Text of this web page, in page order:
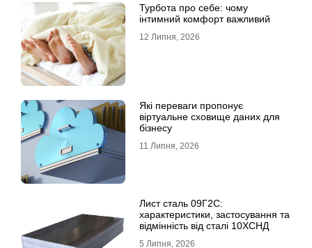
Турбота про себе: чому
інтимний комфорт важливий
12 Липня, 2026
Які переваги пропонує
віртуальне сховище даних для
бізнесу
11 Липня, 2026
Лист сталь 09Г2С:
характеристики, застосування та
відмінність від сталі 10ХСНД
5 Липня, 2026